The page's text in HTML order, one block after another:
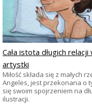
Cała istota długich
artystki
Miłość składa się z małych
Angeles, jest przekonana o
się swoim spojrzeniem na
ilustracji.